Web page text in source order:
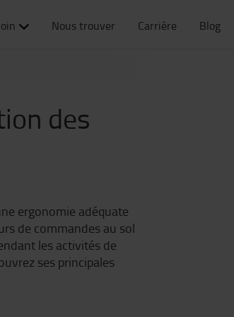
Nous trouver Carrière Blog
des
ergonomie adéquate
de commandes au sol
les activités de
ses principales